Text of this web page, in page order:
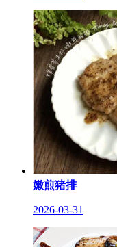
嫩煎猪排
2026-03-31